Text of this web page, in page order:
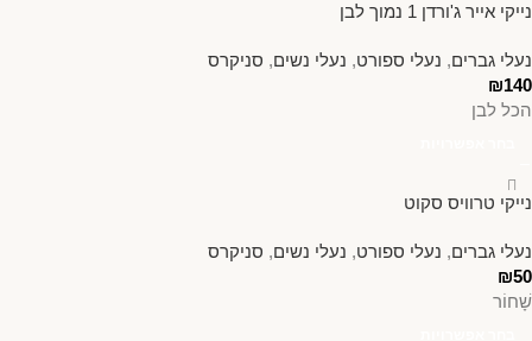
נייקי אייר ג'ורדן 1 נמוך לבן
נעלי גברים, נעלי ספורט, נעלי נשים, סניקרס
₪140
הכל לבן
נייקי טרוויס סקוט
נעלי גברים, נעלי ספורט, נעלי נשים, סניקרס
₪50
שָׁחוֹר